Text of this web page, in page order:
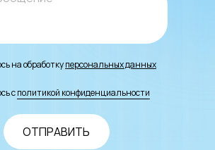
на обработкуперсональных данных
сполитикой конфиденциальности
ОТПРАВИТЬ